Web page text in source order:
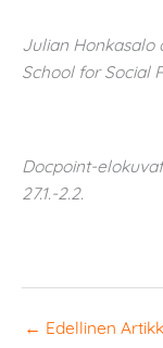
Julian Honkasalo
School for Social
Docpoint-
27.1.-2.2.
← Edellinen